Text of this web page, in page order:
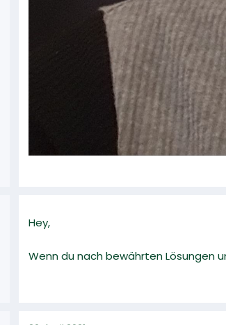
Hey,
Wenn du nach bewährten Lösungen